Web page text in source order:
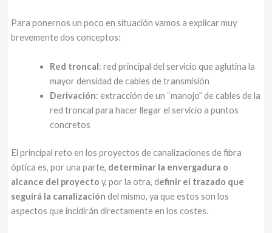
Para ponernos un poco en situación vamos a explicar muy
brevemente dos conceptos:
Red troncal: red principal del servicio que aglutina la
mayor densidad de cables de transmisión
Derivación: extracción de un “manojo” de cables de la
red troncal para hacer llegar el servicio a puntos
concretos
El principal reto en los proyectos de canalizaciones de fibra
óptica es, por una parte, determinar la envergadura o
alcance del proyecto y, por la otra, definir el trazado que
seguirá la canalización del mismo, ya que estos son los
aspectos que incidirán directamente en los costes.